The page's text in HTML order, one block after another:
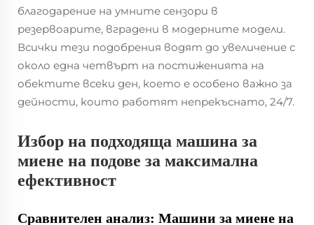
благодарение на умните сензори в
резервоарите, вградени в модерните модели.
Всички тези подобрения водят до увеличение с
около една четвърт на постиженията на
обектите всеки ден, което е особено важно за
дейности, които работят непрекъснато, 24/7.
Избор на подходяща машина за
миене на подове за максимална
ефективност
Сравнителен анализ: Машини за миене на